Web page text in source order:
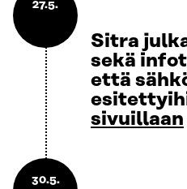
27.5.
Sitra
sekä
että
sivuillaan
30.5.